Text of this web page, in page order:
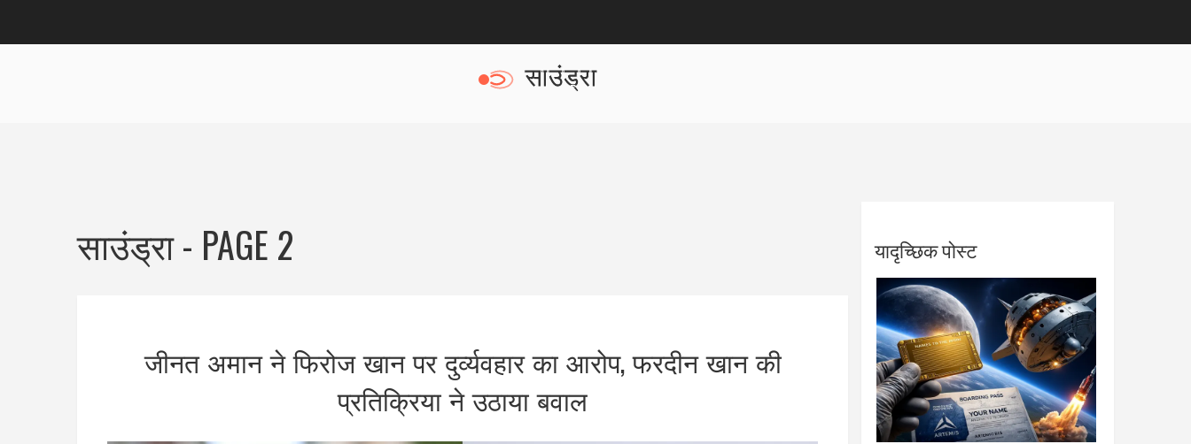
साउंड्रा - PAGE 2
जीनत अमान ने फिरोज खान पर दुर्व्यवहार का आरोप, फरदीन खान की
प्रतिक्रिया ने उठाया बवाल
यादृच्छिक पोस्ट